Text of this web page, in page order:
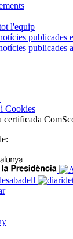
l'equip
publicades
publicades
Cookies
certificada